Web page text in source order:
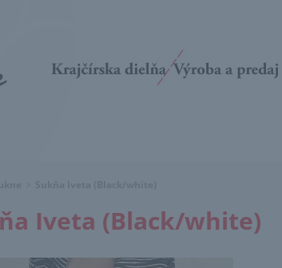
Iveta (Black/white)